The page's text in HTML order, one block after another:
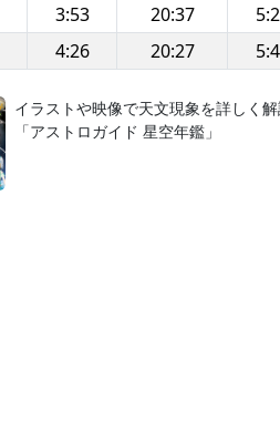
3:53 20:37
4:26 20:27
イラストや映像で天文現象を詳しく解
「アストロガイド 星空年鑑」